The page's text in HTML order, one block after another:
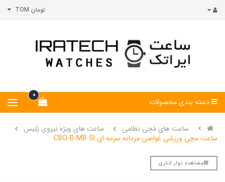
تومان TOM
0
دسته بندی محصولات
ساعت های مُچی نظامی
ساعت های ویژه نیروی پُلیس
ساعت مچی ورزشی غواصی مردانه سرمه ای CBO-B-MB-SI
مشاهده نوار کناری